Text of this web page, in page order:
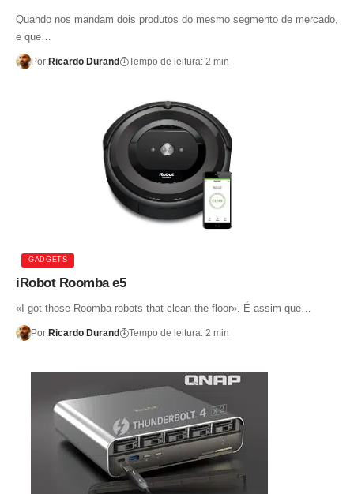
Quando nos mandam dois produtos do mesmo segmento de mercado,
e que…
Por:Ricardo Durand Tempo de leitura: 2 min
GADGETS
iRobot Roomba e5
«I got those Roomba robots that clean the floor». É assim que…
Por:Ricardo Durand Tempo de leitura: 2 min